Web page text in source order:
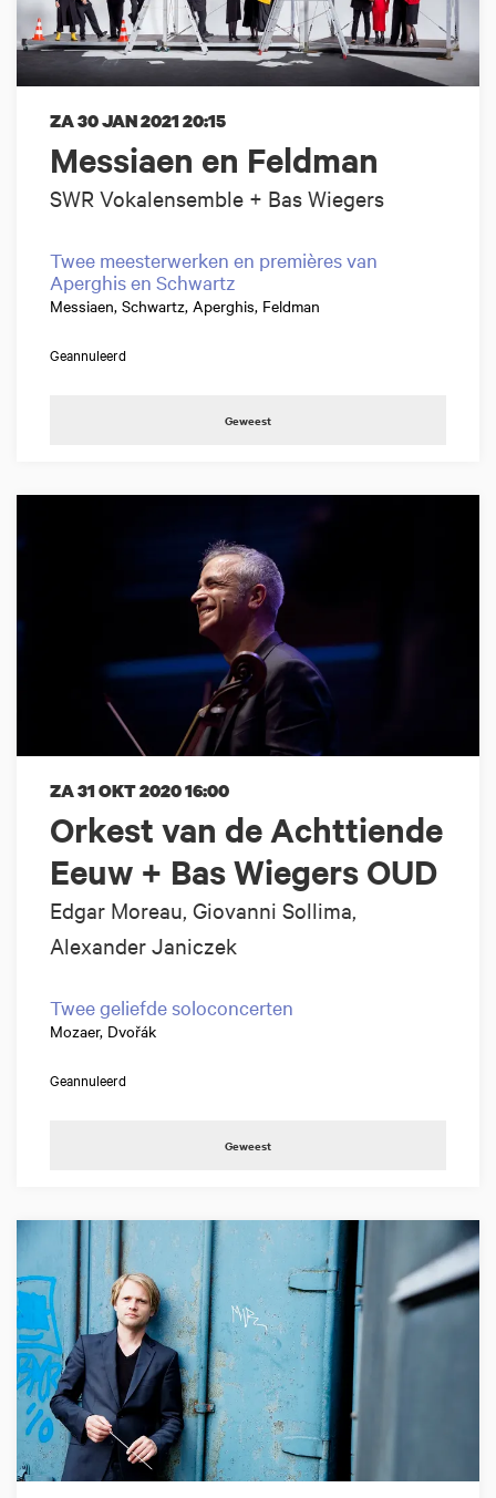
Messiaen en Feldman
SWR Vokalensemble + Bas Wiegers
ZA 30 JAN 202120:15
Twee meesterwerken en premières van
Aperghis en Schwartz
Messiaen, Schwartz, Aperghis, Feldman
Geannuleerd
Geweest
Orkest van de Achttiende
Eeuw + Bas Wiegers OUD
Edgar Moreau, Giovanni Sollima,
Alexander Janiczek
ZA 31 OKT 202016:00
Twee geliefde soloconcerten
Mozaer, Dvořák
Geannuleerd
Geweest